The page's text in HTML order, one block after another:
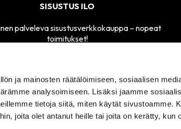
ja mainosten räätälöimiseen, sosiaalisen
analysoimiseen. Lisäksi jaamme
tietoja siitä, miten käytät sivustoamme.
joita olet antanut heille tai joita on kerätty, kun
SISUSTUS ILO
palveleva sisustusverkkokauppa – nopeat
toimitukset!
11-17
SÄHKÖPOSTI
sisustusilo@sisustusilo.fi